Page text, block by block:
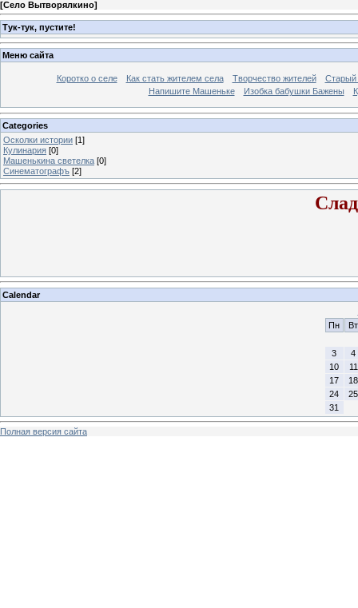
[Село Вытворялкино]
Тук-тук, пустите!
Меню сайта
Коротко о селе Как стать жителем села Творчество жителей
Старый
Напишите Машеньке
Изобка бабушки Бажены
Categories
Осколки истории [1]
Кулинария [0]
Машенькина светелка [0]
Синематографъ [2]
Calendar
Пн
Вт
3
4
10
11
17
18
24
25
31
Полная версия сайта